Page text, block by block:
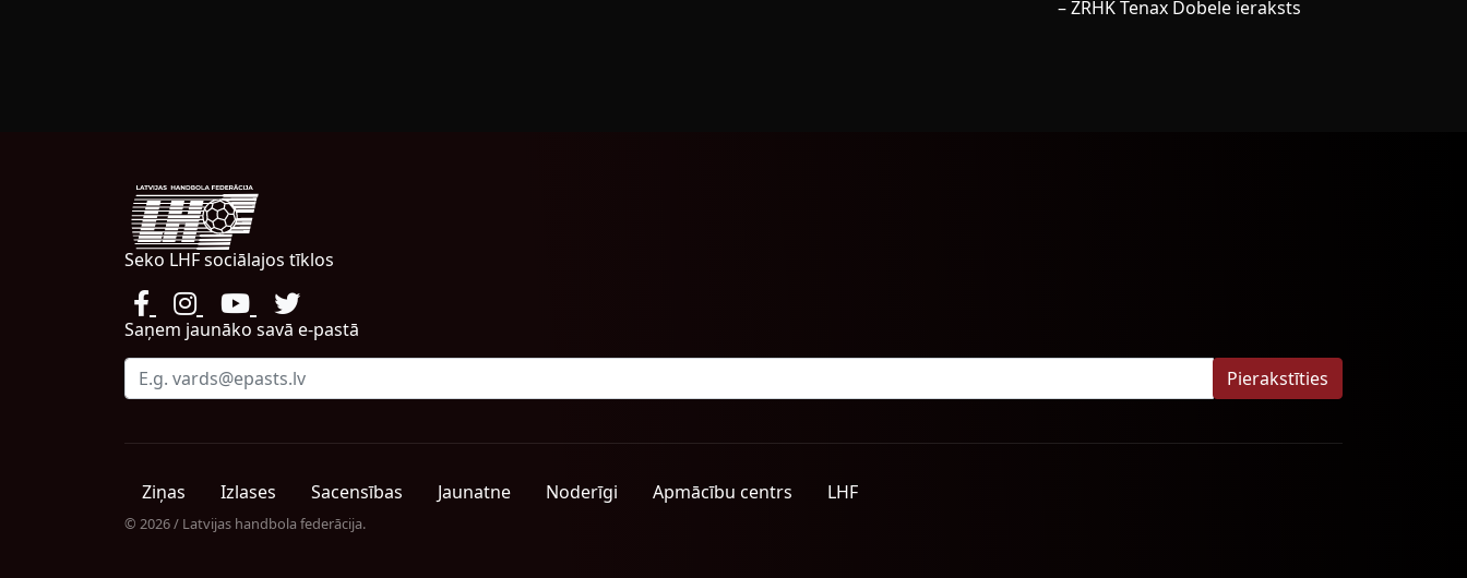
– ZRHK Tenax Dobele ieraksts
Seko LHF sociālajos tīklos
Saņem jaunāko savā e-pastā
Ziņas Izlases Sacensības Jaunatne Noderīgi Apmācību centrs LHF
© 2026 / Latvijas handbola federācija.